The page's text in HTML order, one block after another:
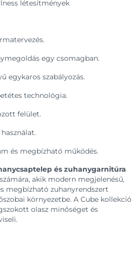
létesítmények
egy csomagban.
egykaros szabályozás.
technológia.
felület.
és megbízható működés.
és zuhanygarnitúra
akik modern megjelenésű,
megbízható zuhanyrendszert
környezetbe. A Cube kollekció
olasz minőséget és